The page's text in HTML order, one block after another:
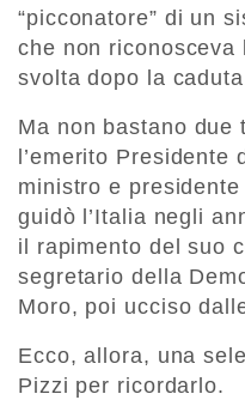
“picconatore” di un
che non riconosceva
svolta dopo la
Ma non bastano due
l’emerito
ministro e
guidò l’Italia negli
il rapimento del suo
segretario della
Moro, poi ucciso
Ecco, allora, una
Pizzi per ricordarlo.